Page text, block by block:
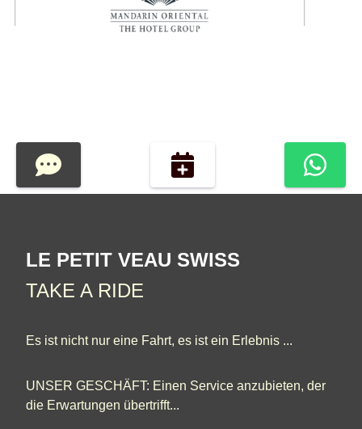
LE PETIT VEAU SWISS
TAKE A RIDE
Es ist nicht nur eine Fahrt, es ist ein Erlebnis ...
UNSER GESCHÄFT: Einen Service anzubieten, der
die Erwartungen übertrifft...